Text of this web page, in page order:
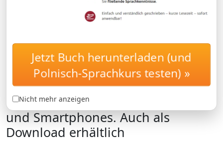
WöRTERBUCH
Digitales Wörterbuch
Deutsch-Polnisch /
Polnisch-Deutsch für Windows,
Linux, Mac OS sowie für Pocket PCs
und Smartphones. Auch als
Download erhältlich
Jetzt Buch herunterladen (und
Polnisch-Sprachkurs testen) »
Nicht mehr anzeigen